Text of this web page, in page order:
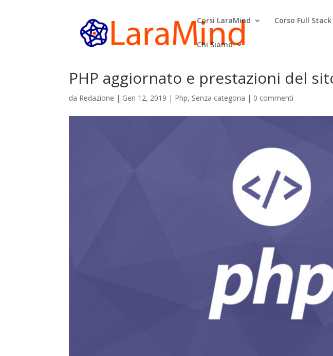
Corsi LaraMind Corso Full Stack
Chi Siamo
PHP aggiornato e prestazioni del
da Redazione | Gen 12, 2019 | Php, Senza categoria | 0 commenti